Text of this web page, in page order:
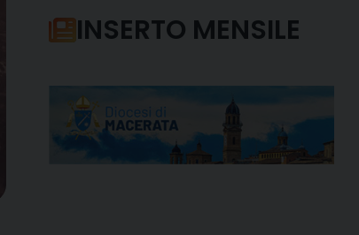
INSERTO MENSILE